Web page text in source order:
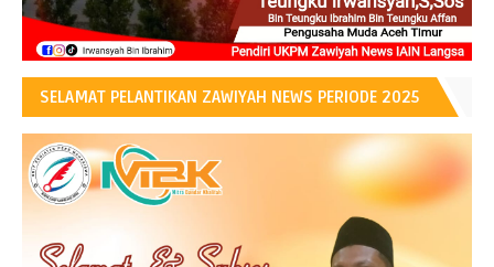
SELAMAT PELANTIKAN ZAWIYAH NEWS PERIODE 2025